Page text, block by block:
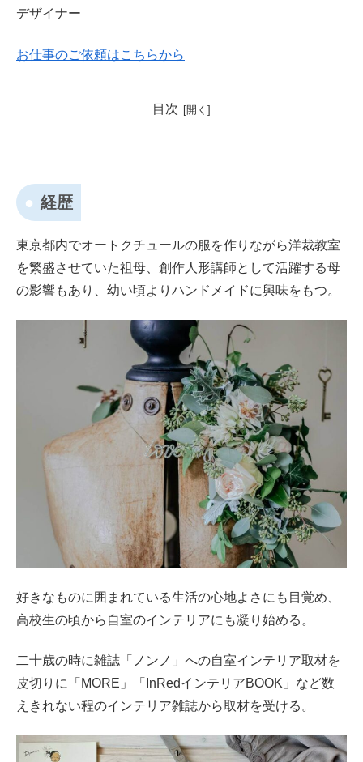
デザイナー
お仕事のご依頼はこちらから
目次
経歴
東京都内でオートクチュールの服を作りながら洋裁教室
を繁盛させていた祖母、創作人形講師として活躍する母
の影響もあり、幼い頃よりハンドメイドに興味をもつ。
好きなものに囲まれている生活の心地よさにも目覚め、
高校生の頃から自室のインテリアにも凝り始める。
二十歳の時に雑誌「ノンノ」への自室インテリア取材を
皮切りに「MORE」「InRedインテリアBOOK」など数
えきれない程のインテリア雑誌から取材を受ける。